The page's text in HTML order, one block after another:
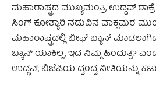
ಮಹಾರಾಷ್ಟ್ರದ ಮುಖ್ಯಮಂತ್ರಿ ಉದ್ಧವ್‌
ಸಿಂಗ್ ಕೋಶ್ಯಾರಿ ನಡುವಿನ ವಾಕ್ಸಮರ
ಮಹಾರಾಷ್ಟ್ರದಲ್ಲಿ ಬೀಫ್ ಬ್ಯಾನ್
ಬ್ಯಾನ್ ಯಾಕಿಲ್ಲ, ಇದ ನಿಮ್ಮ ಹಿಂದುತ್ವ?
ಉದ್ಧವ್, ಬಿಜೆಪಿಯ ದ್ವಂದ್ವ ನೀತಿಯನ್ನು